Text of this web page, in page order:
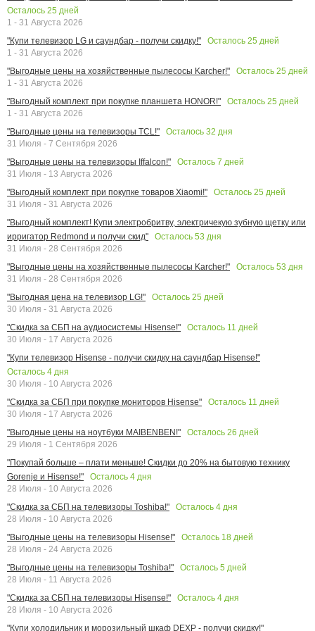
Осталось 25 дней
1 - 31 Августа 2026
"Купи телевизор LG и саундбар - получи скидку!"
Осталось 25 дней
1 - 31 Августа 2026
"Выгодные цены на хозяйственные пылесосы Karcher!"
Осталось 25 дней
1 - 31 Августа 2026
"Выгодный комплект при покупке планшета HONOR!"
Осталось 25 дней
1 - 31 Августа 2026
"Выгодные цены на телевизоры TCL!"
Осталось 32 дня
31 Июля - 7 Сентября 2026
"Выгодные цены на телевизоры Iffalcon!"
Осталось 7 дней
31 Июля - 13 Августа 2026
"Выгодный комплект при покупке товаров Xiaomi!"
Осталось 25 дней
31 Июля - 31 Августа 2026
"Выгодный комплект! Купи электробритву, электричекую зубную щетку или
ирригатор Redmond и получи скид"
Осталось 53 дня
31 Июля - 28 Сентября 2026
"Выгодные цены на хозяйственные пылесосы Karcher!"
Осталось 53 дня
31 Июля - 28 Сентября 2026
"Выгодная цена на телевизор LG!"
Осталось 25 дней
30 Июля - 31 Августа 2026
"Скидка за СБП на аудиосистемы Hisense!"
Осталось 11 дней
30 Июля - 17 Августа 2026
"Купи телевизор Hisense - получи скидку на саундбар Hisense!"
Осталось 4 дня
30 Июля - 10 Августа 2026
"Скидка за СБП при покупке мониторов Hisense"
Осталось 11 дней
30 Июля - 17 Августа 2026
"Выгодные цены на ноутбуки MAIBENBEN!"
Осталось 26 дней
29 Июля - 1 Сентября 2026
"Покупай больше – плати меньше! Скидки до 20% на бытовую технику
Gorenje и Hisense!"
Осталось 4 дня
28 Июля - 10 Августа 2026
"Скидка за СБП на телевизоры Toshiba!"
Осталось 4 дня
28 Июля - 10 Августа 2026
"Выгодные цены на телевизоры Hisense!"
Осталось 18 дней
28 Июля - 24 Августа 2026
"Выгодные цены на телевизоры Toshiba!"
Осталось 5 дней
28 Июля - 11 Августа 2026
"Скидка за СБП на телевизоры Hisense!"
Осталось 4 дня
28 Июля - 10 Августа 2026
"Купи холодильник и морозильный шкаф DEXP - получи скидку!"